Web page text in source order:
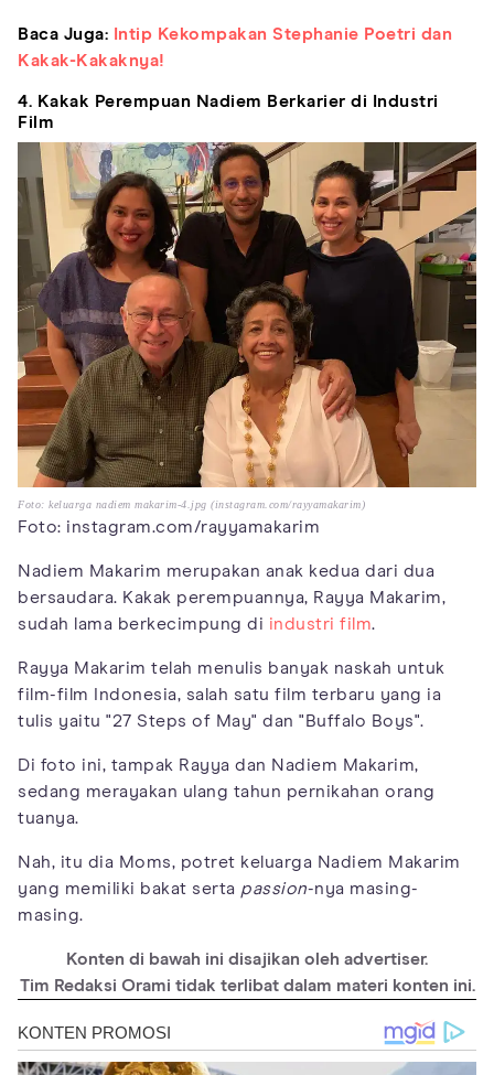
Baca Juga:
Intip Kekompakan Stephanie Poetri dan
Kakak-Kakaknya!
4. Kakak Perempuan Nadiem Berkarier di Industri
Film
Foto: keluarga nadiem makarim-4.jpg (instagram.com/rayyamakarim)
Foto: instagram.com/rayyamakarim
Nadiem Makarim merupakan anak kedua dari dua
bersaudara. Kakak perempuannya, Rayya Makarim,
sudah lama berkecimpung di industri film.
Rayya Makarim telah menulis banyak naskah untuk
film-film Indonesia, salah satu film terbaru yang ia
tulis yaitu "27 Steps of May" dan "Buffalo Boys".
Di foto ini, tampak Rayya dan Nadiem Makarim,
sedang merayakan ulang tahun pernikahan orang
tuanya.
Nah, itu dia Moms, potret keluarga Nadiem Makarim
yang memiliki bakat serta passion-nya masing-
masing.
Konten di bawah ini disajikan oleh advertiser.
Tim Redaksi Orami tidak terlibat dalam materi konten ini.